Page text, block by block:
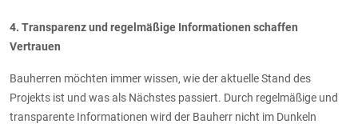
4. Transparenz und regelmäßige Informationen schaffen
Vertrauen
Bauherren möchten immer wissen, wie der aktuelle Stand des
Projekts ist und was als Nächstes passiert. Durch regelmäßige und
transparente Informationen wird der Bauherr nicht im Dunkeln